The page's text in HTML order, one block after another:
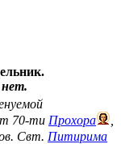
70-ти Прохора
Свт. Питирима